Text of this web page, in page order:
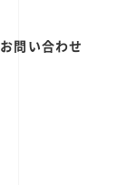
お問い合わせ